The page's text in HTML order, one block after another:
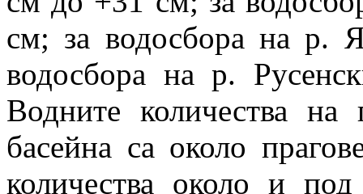
см; за водосбора на р.
водосбора на р.
Водните количества на
басейна са около
количества около и